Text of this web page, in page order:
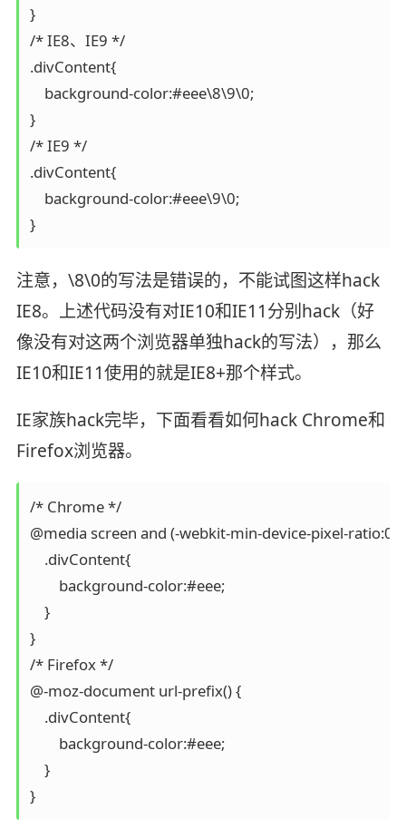
}
/* IE8、IE9 */
.divContent{
    background-color:#eee\8\9\0;
}
/* IE9 */
.divContent{
    background-color:#eee\9\0;
}
注意，\8\0的写法是错误的，不能试图这样hack
IE8。上述代码没有对IE10和IE11分别hack（好
像没有对这两个浏览器单独hack的写法），那么
IE10和IE11使用的就是IE8+那个样式。
IE家族hack完毕，下面看看如何hack Chrome和
Firefox浏览器。
/* Chrome */
@media screen and (-webkit-min-device-pixel-ratio:0) {
    .divContent{
        background-color:#eee;
    }
}
/* Firefox */
@-moz-document url-prefix() {
    .divContent{
        background-color:#eee;
    }
}